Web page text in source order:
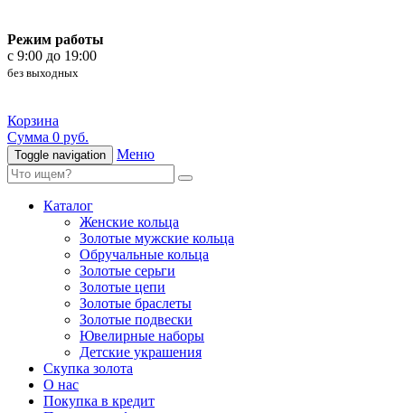
Режим работы
c 9:00 до 19:00
без выходных
Корзина
Сумма 0 руб.
Toggle navigation Меню
Каталог
Женские кольца
Золотые мужские кольца
Обручальные кольца
Золотые серьги
Золотые цепи
Золотые браслеты
Золотые подвески
Ювелирные наборы
Детские украшения
Скупка золота
О нас
Покупка в кредит